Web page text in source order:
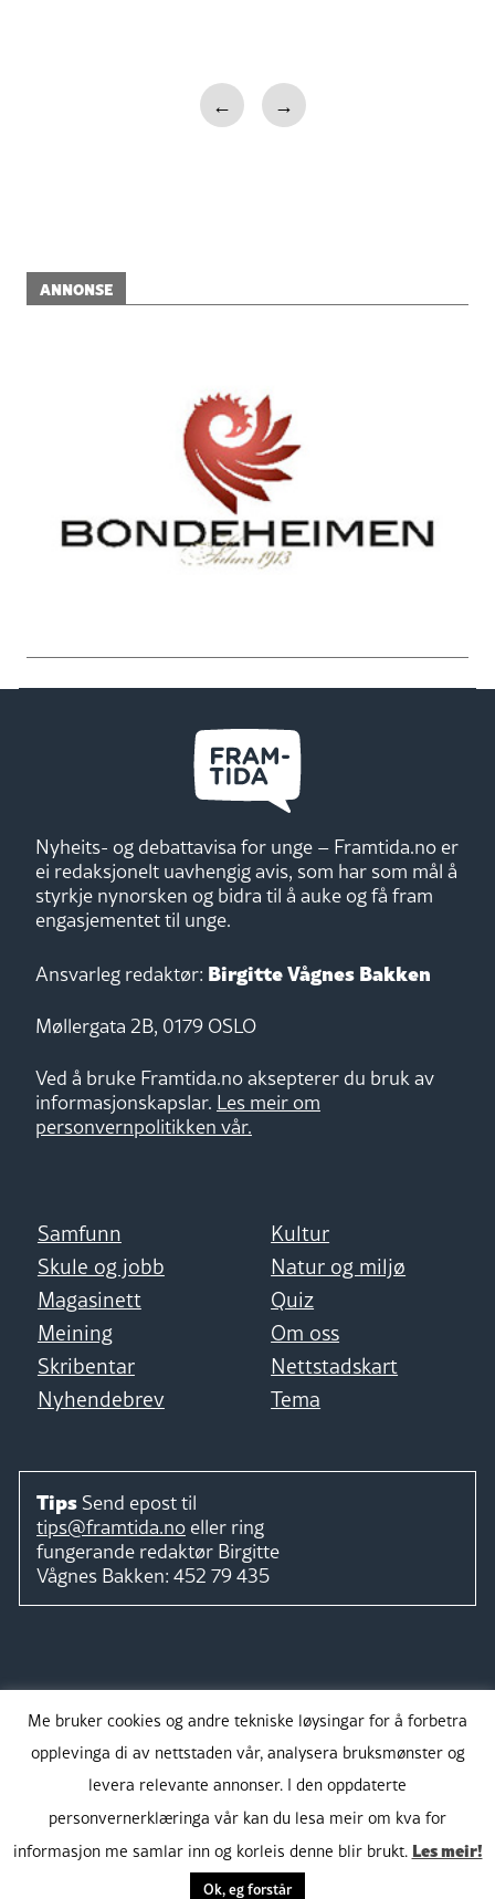
← →
ANNONSE
Nyheits- og debattavisa for unge – Framtida.no er
ei redaksjonelt uavhengig avis, som har som mål å
styrkje nynorsken og bidra til å auke og få fram
engasjementet til unge.
Ansvarleg redaktør: Birgitte Vågnes Bakken
Møllergata 2B, 0179 OSLO
Ved å bruke Framtida.no aksepterer du bruk av
informasjonskapslar. Les meir om
personvernpolitikken vår.
Samfunn
Kultur
Skule og jobb
Natur og miljø
Magasinett
Quiz
Meining
Om oss
Skribentar
Nettstadskart
Nyhendebrev
Tema
Tips Send epost til
tips@framtida.no eller ring
fungerande redaktør Birgitte
Vågnes Bakken: 452 79 435
Takk for støtta:
Me bruker cookies og andre tekniske løysingar for å forbetra
opplevinga di av nettstaden vår, analysera bruksmønster og
levera relevante annonser. I den oppdaterte
personvernerklæringa vår kan du lesa meir om kva for
informasjon me samlar inn og korleis denne blir brukt. Les meir!
Ok, eg forstår